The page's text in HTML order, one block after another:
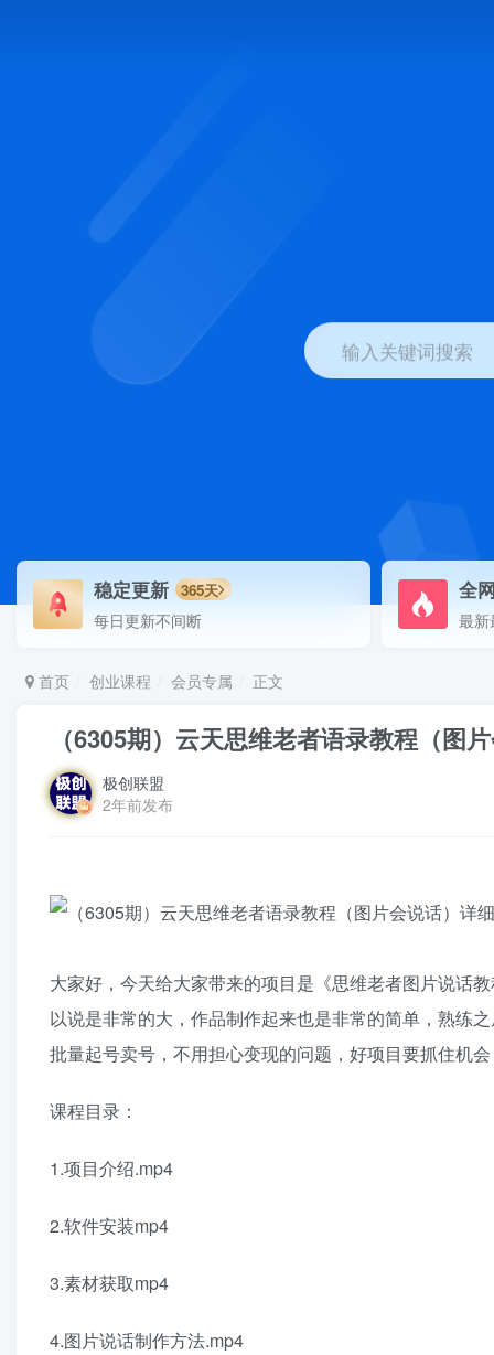
输入关键词搜索
稳定更新 365天
每日更新不间断
全
最新
首页 创业课程 会员专属 正文
（6305期）云天思维老者语录教程（图
极创联盟
2年前发布
大家好，今天给大家带来的项目是《思维老者图片说话
以说是非常的大，作品制作起来也是非常的简单，熟练
批量起号卖号，不用担心变现的问题，好项目要抓住机
课程目录：
1.项目介绍.mp4
2.软件安装mp4
3.素材获取mp4
4.图片说话制作方法.mp4